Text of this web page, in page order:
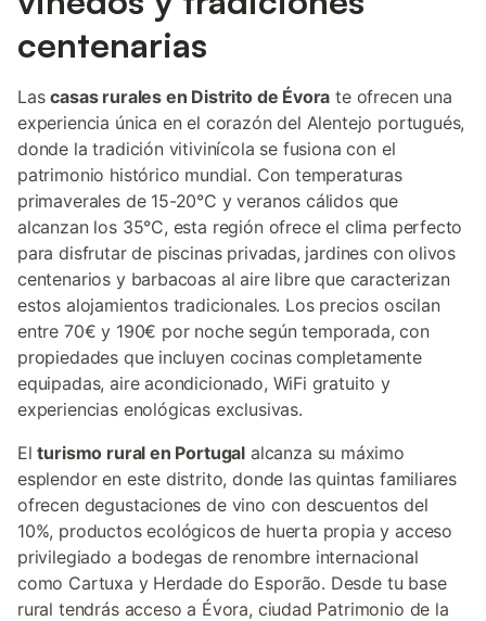
centenarias
Lascasas rurales en Distrito de Évora te ofrecen una
experiencia única en el corazón del Alentejo portugués,
donde la tradición vitivinícola se fusiona con el
patrimonio histórico mundial. Con temperaturas
primaverales de 15-20°C y veranos cálidos que
alcanzan los 35°C, esta región ofrece el clima perfecto
para disfrutar de piscinas privadas, jardines con olivos
centenarios y barbacoas al aire libre que caracterizan
estos alojamientos tradicionales. Los precios oscilan
entre 70€ y 190€ por noche según temporada, con
propiedades que incluyen cocinas completamente
equipadas, aire acondicionado, WiFi gratuito y
experiencias enológicas exclusivas.
Elturismo rural en Portugal alcanza su máximo
esplendor en este distrito, donde las quintas familiares
ofrecen degustaciones de vino con descuentos del
10%, productos ecológicos de huerta propia y acceso
privilegiado a bodegas de renombre internacional
como Cartuxa y Herdade do Esporão. Desde tu base
rural tendrás acceso a Évora, ciudad Patrimonio de la